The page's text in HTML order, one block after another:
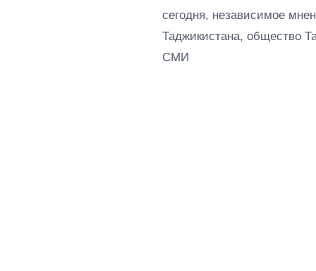
сегодня, независимое
Таджикистана, общество
СМИ